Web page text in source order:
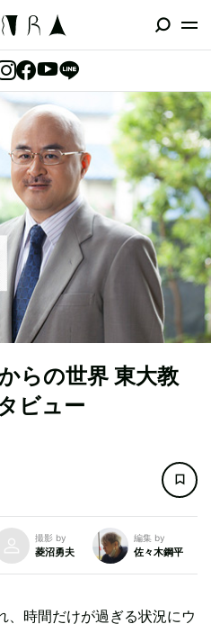
らの世界 東大教
ビュー
撮影 by
菱沼勇夫
編集 by
佐々木鋼平
、時間だけが過ぎる状況にウ